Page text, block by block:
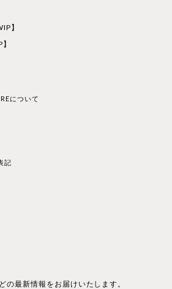
】
について
記
の最新情報をお届けいたします。